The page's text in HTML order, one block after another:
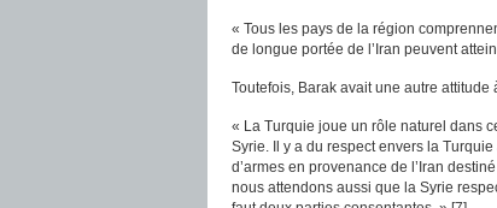
« Tous les pays de la région
de longue portée de l’Iran peuvent
Toutefois, Barak avait une autre attitude
« La Turquie joue un rôle naturel dans
Syrie. Il y a du respect envers la
d’armes en provenance de l’Iran
nous attendons aussi que la Syrie